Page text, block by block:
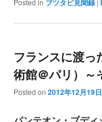
Posted in ブツタビ見聞録
フランスに渡っ
術館＠パリ）～
Posted on 2012年12月19日